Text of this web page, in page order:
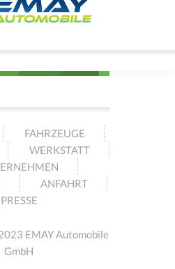
FAHRZEUGE
WERKSTATT
ANFAHRT
PRESSE
EMAY Automobile
GmbH